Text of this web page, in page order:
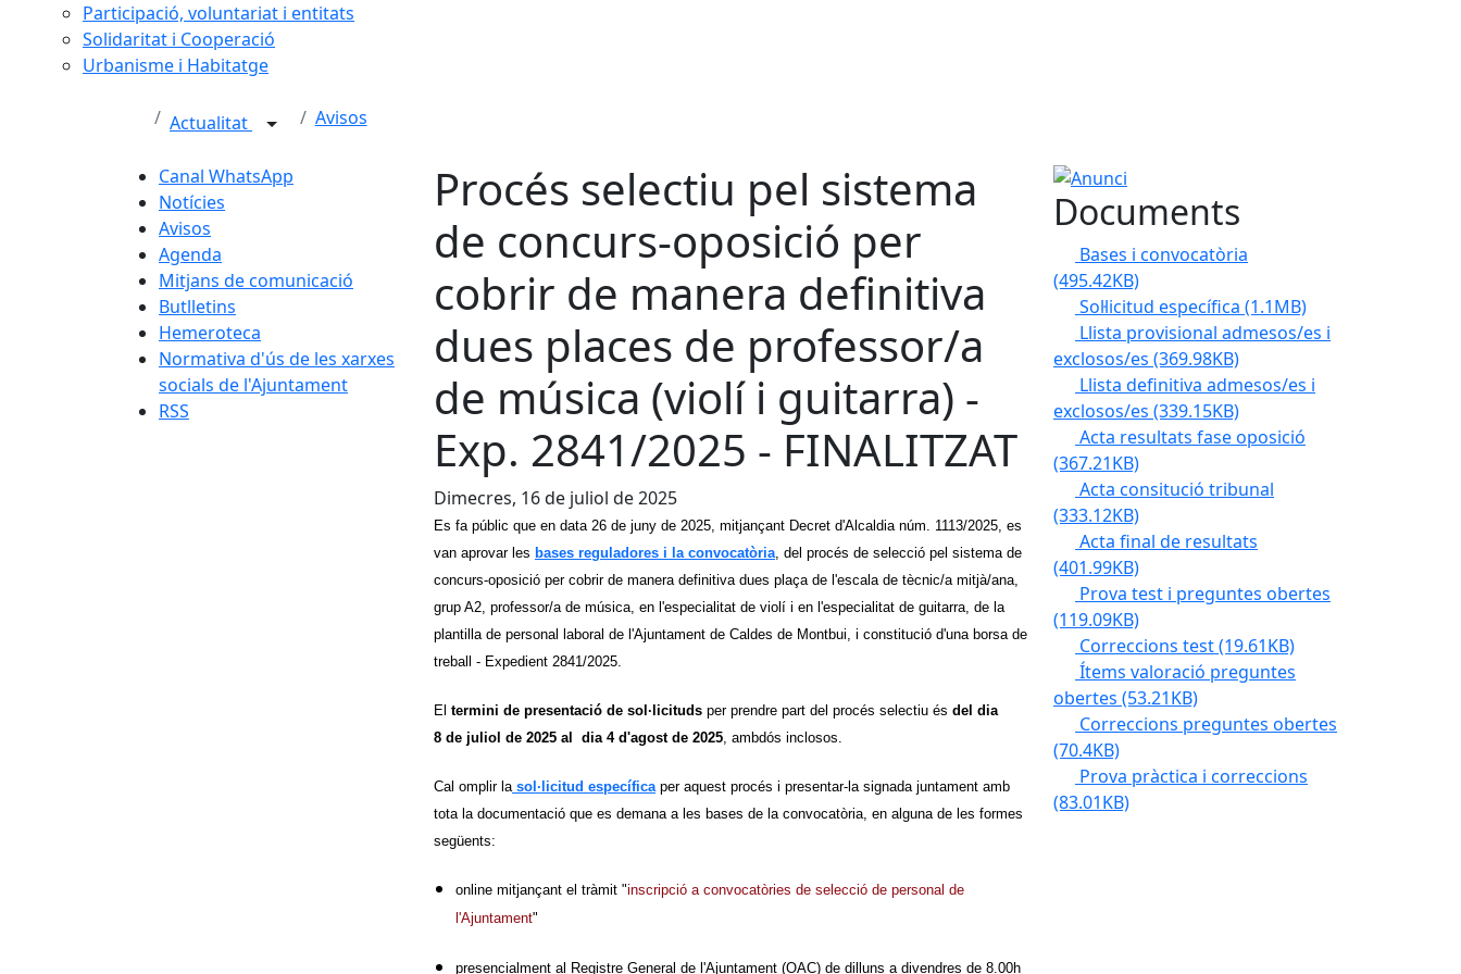
Participació, voluntariat i entitats
Solidaritat i Cooperació
Urbanisme i Habitatge
Actualitat Avisos
Canal WhatsApp
Notícies
Avisos
Agenda
Mitjans de comunicació
Butlletins
Hemeroteca
Normativa d'ús de les xarxes
socials de l'Ajuntament
RSS
Procés selectiu pel sistema
de concurs-oposició per
cobrir de manera definitiva
dues places de professor/a
de música (violí i guitarra) -
Exp. 2841/2025 - FINALITZAT
Dimecres, 16 de juliol de 2025
Es fa públic que en data 26 de juny de 2025, mitjançant Decret d'Alcaldia núm. 1113/2025, es
van aprovar les bases reguladores i la convocatòria, del procés de selecció pel sistema de
concurs-oposició per cobrir de manera definitiva dues plaça de l'escala de tècnic/a mitjà/ana,
grup A2, professor/a de música, en l'especialitat de violí i en l'especialitat de guitarra, de la
plantilla de personal laboral de l'Ajuntament de Caldes de Montbui, i constitució d'una borsa de
treball - Expedient 2841/2025.
El termini de presentació de sol·licituds per prendre part del procés selectiu és del dia
8 de juliol de 2025 al dia 4 d'agost de 2025, ambdós inclosos.
Cal omplir la sol·licitud específicaper aquest procés i presentar-la signada juntament amb
tota la documentació que es demana a les bases de la convocatòria, en alguna de les formes
següents:
online mitjançant el tràmit "inscripció a convocatòries de selecció de personal de
l'Ajuntament"
presencialment al Registre General de l'Ajuntament (OAC) de dilluns a divendres de 8.00h
Anunci
Documents
Bases i convocatòria
(495.42KB)
Sol·licitud específica (1.1MB)
Llista provisional admesos/es i
exclosos/es (369.98KB)
Llista definitiva admesos/es i
exclosos/es (339.15KB)
Acta resultats fase oposició
(367.21KB)
Acta consitució tribunal
(333.12KB)
Acta final de resultats
(401.99KB)
Prova test i preguntes obertes
(119.09KB)
Correccions test(19.61KB)
Ítems valoració preguntes
obertes (53.21KB)
Correccions preguntes obertes
(70.4KB)
Prova pràctica i correccions
(83.01KB)